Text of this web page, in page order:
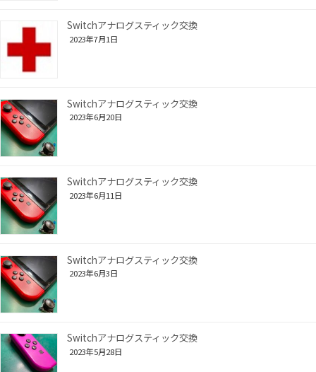
Switchアナログスティック交換
2023年7月1日
Switchアナログスティック交換
2023年6月20日
Switchアナログスティック交換
2023年6月11日
Switchアナログスティック交換
2023年6月3日
Switchアナログスティック交換
2023年5月28日